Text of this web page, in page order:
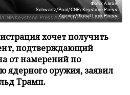
Фото: Aaron
Schwartz/Pool/CNP/Keystone Press
Agency/Global Look Press
хочет получить
подтверждающий
от намерений по
ядерного оружия, заявил
Трамп.